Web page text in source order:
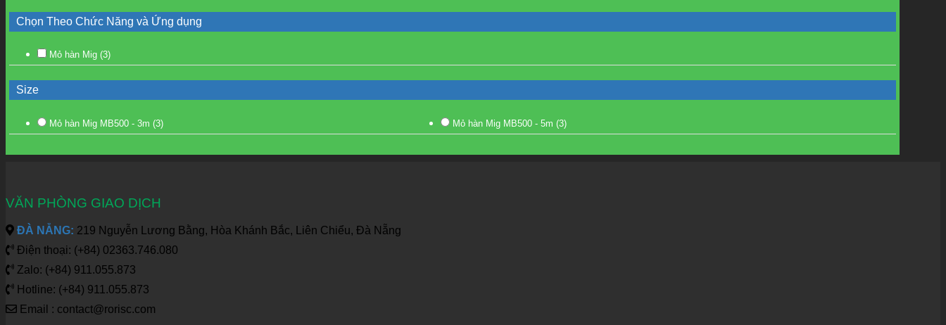
Chọn Theo Chức Năng và Ứng dụng
Mỏ hàn Mig (3)
Size
Mỏ hàn Mig MB500 - 3m (3) Mỏ hàn Mig MB500 - 5m(3)
VĂN PHÒNG GIAO DỊCH
ĐÀ NẴNG: 219 Nguyễn Lương Bằng, Hòa Khánh Bắc, Liên Chiểu, Đà Nẵng
Điện thoại: (+84) 02363.746.080
Zalo: (+84) 911.055.873
Hotline: (+84) 911.055.873
Email : contact@rorisc.com